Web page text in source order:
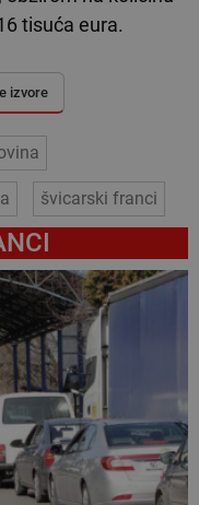
tisuća eura.
izvore
švicarski franci